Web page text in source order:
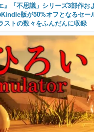
』「不思議」シリーズ3部作お
版が50%オフとなるセー
ストの数々をふんだんに収録